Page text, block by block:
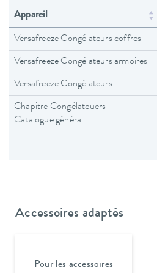
Appareil
Versafreeze Congélateurs coffres
Versafreeze Congélateurs armoires
Versafreeze Congélateurs
Chapitre Congélateuers
Catalogue général
Accessoires adaptés
Pour les accessoires